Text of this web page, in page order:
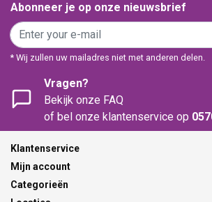
Abonneer je op onze nieuwsbrief
* Wij zullen uw mailadres niet met anderen delen.
Vragen?
Bekijk onze FAQ
of bel onze klantenservice op
Klantenservice
Mijn account
Categorieën